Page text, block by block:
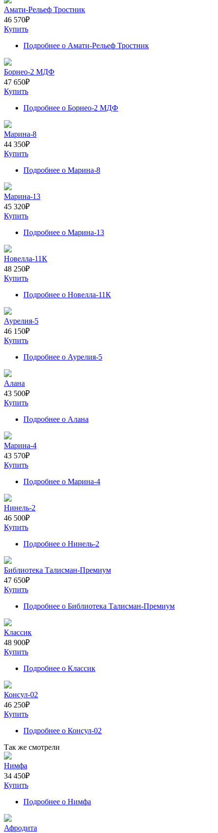
Амати-Рельеф Тростник
46 570₽
Купить
Подробнее о Амати-Рельеф Тростник
Борнео-2 МДФ
47 650₽
Купить
Подробнее о Борнео-2 МДФ
Марина-8
44 350₽
Купить
Подробнее о Марина-8
Марина-13
45 320₽
Купить
Подробнее о Марина-13
Новелла-11К
48 250₽
Купить
Подробнее о Новелла-11К
Аурелия-5
46 150₽
Купить
Подробнее о Аурелия-5
Алана
43 500₽
Купить
Подробнее о Алана
Марина-4
43 570₽
Купить
Подробнее о Марина-4
Нинель-2
46 500₽
Купить
Подробнее о Нинель-2
Библиотека Талисман-Премиум
47 650₽
Купить
Подробнее о Библиотека Талисман-Премиум
Классик
48 900₽
Купить
Подробнее о Классик
Консул-02
46 250₽
Купить
Подробнее о Консул-02
Так же смотрели
Нимфа
34 450₽
Купить
Подробнее о Нимфа
Афродита